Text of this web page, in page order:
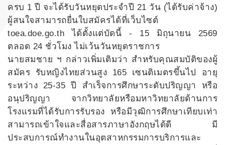
ครบ 1 ปี จะได้รับวันหยุดประจำปี 21 วัน (ได้รับค่าจ้าง)
ผู้สนใจสามารถยื่นใบสมัครได้ที่เว็บไซต์
toea.doe.go.th ได้ตั้งแต่บัดนี้ - 15 มิถุนายน 2569
ตลอด 24 ชั่วโมง ไม่เว้นวันหยุดราชการ
นายสมชาย ฯ กล่าวเพิ่มเติมว่า สำหรับคุณสมบัติของผู้
สมัคร รับหญิงไทยส่วนสูง 165 เซนติเมตรขึ้นไป อายุ
ระหว่าง 25-35 ปี สำเร็จการศึกษาระดับปริญญา หรือ
อนุปริญญา จากวิทยาลัยหรือมหาวิทยาลัยด้านการ
โรงแรมที่ได้รับการรับรอง หรือมีวุฒิการศึกษาเทียบเท่า
สามารถเข้าใจและสื่อสารภาษาอังกฤษได้ดี มี
ประสบการณ์ทำงานในอุตสาหกรรมการบริการและ